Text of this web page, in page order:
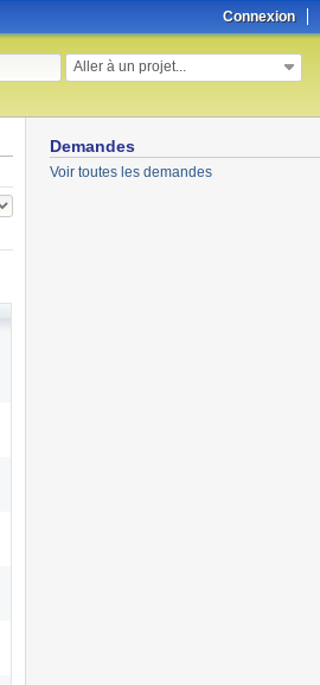
Connexion
Aller à un projet...
Demandes
Voir toutes les demandes